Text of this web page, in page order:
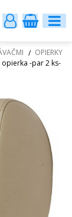
OPIERKY
opierka -par 2 ks-